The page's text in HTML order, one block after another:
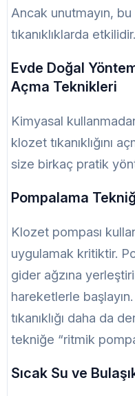
Ancak unutmayın,
tıkanıklıklarda etkilidir.
Evde Doğal
Açma Teknikleri
Kimyasal
klozet tıkanıklığını
size birkaç pratik
Pompalama
Klozet pompası
uygulamak kritiktir.
gider ağzına
hareketlerle
tıkanıklığı daha da
tekniğe “ritmik
Sıcak Su ve